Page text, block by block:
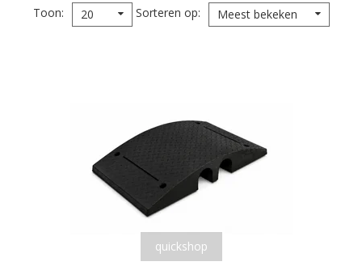
Toon 20 Sorteren op Meest bekeken
quickshop